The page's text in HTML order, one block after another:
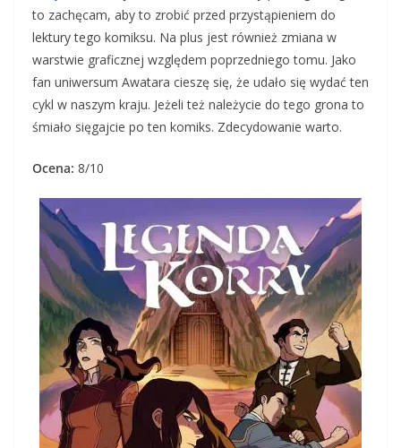
to zachęcam, aby to zrobić przed przystąpieniem do
lektury tego komiksu. Na plus jest również zmiana w
warstwie graficznej względem poprzedniego tomu. Jako
fan uniwersum Awatara cieszę się, że udało się wydać ten
cykl w naszym kraju. Jeżeli też należycie do tego grona to
śmiało sięgajcie po ten komiks. Zdecydowanie warto.
Ocena: 8/10